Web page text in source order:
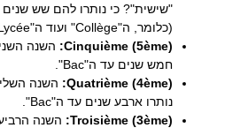
(כלומר, ה"Collège" ועוד ה"Lycée").
Cinquième (5ème):
חמש שנים עד ה"Bac".
Quatrième (4ème):
נותרו ארבע שנים עד ה"Bac".
Troisième (3ème):
השנה